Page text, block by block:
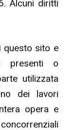
Alcuni diritti
questo sito e
presenti o
utilizzata
dei lavori
opera e